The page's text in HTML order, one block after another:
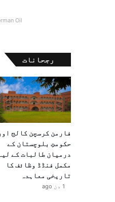
Oil
رجحانات
فارمن کرسچن کالج اور
حکومتِ بلوچستان کے
درمیان طالبات کے
مکمل فنڈڈ وظائف کا
تاریخی معاہدہ
1 دن ago